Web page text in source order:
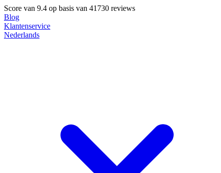
Score van 9.4 op basis van 41730 reviews
Blog
Klantenservice
Nederlands